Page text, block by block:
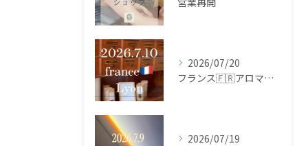
2026/07/20
フランス🇫🇷アロマ研修ツアー𝗱𝗮𝘆𝟮
2026/07/19